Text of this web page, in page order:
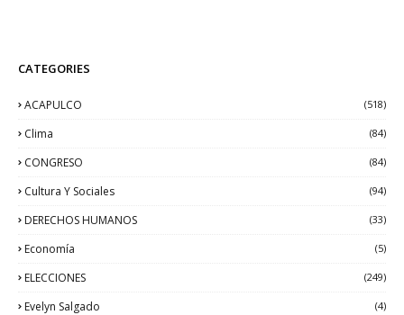
CATEGORIES
ACAPULCO (518)
Clima (84)
CONGRESO (84)
Cultura Y Sociales (94)
DERECHOS HUMANOS (33)
Economía (5)
ELECCIONES (249)
Evelyn Salgado (4)